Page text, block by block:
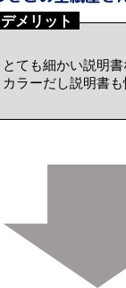
デメリット
とても細かい説明
カラーだし説明書